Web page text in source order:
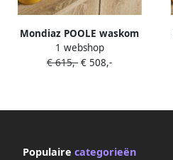
Mondiaz POOLE waskom
30x18x8cm ovaal opbouw
Solid Surface linen | talc
1 webshop
€ 615,- € 508,-
Populaire categorieën